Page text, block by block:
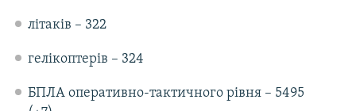
літаків – 322
гелікоптерів – 324
БПЛА оперативно-тактичного рівня – 5495